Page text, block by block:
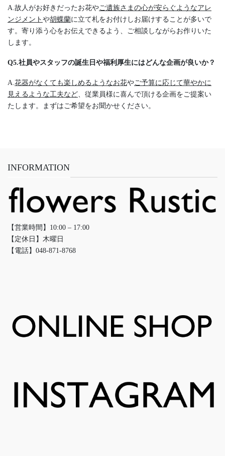
A.故人がお好きだったお花やご遺族さまの心が安らぐようなアレ
ンジメント や胡蝶蘭に立て札をお付けしお届けすることが多いで
す。寄り添う心をお伝えできるよう、ご相談しながらお作りいた
します。
Q5.社員やスタッフの誕生日や福利厚生にはどんな企画が良いか？
A. 花器がなくても楽しめるようなお花やご予算に応じて華やかに
見えるような工夫など 、従業員様に喜んで頂ける企画をご提案い
たします。まずはご希望をお聞かせください。
INFORMATION
【営業時間】10:00 – 17:00
【定休日】木曜日
【電話】048-871-8768